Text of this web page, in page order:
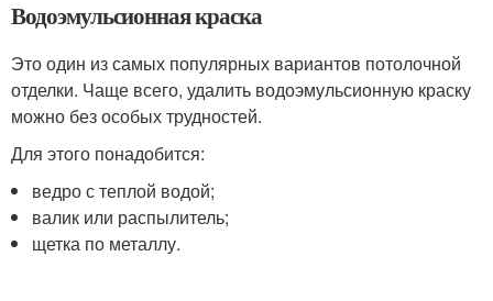
Водоэмульсионная краска
Это один из самых популярных вариантов потолочной
отделки. Чаще всего, удалить водоэмульсионную краску
можно без особых трудностей.
Для этого понадобится:
ведро с теплой водой;
валик или распылитель;
щетка по металлу.